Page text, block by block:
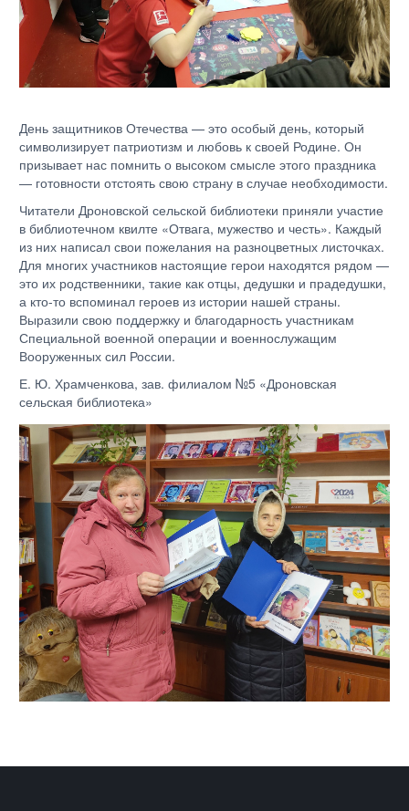
День защитников Отечества — это особый день, который
символизирует патриотизм и любовь к своей Родине. Он
призывает нас помнить о высоком смысле этого праздника
— готовности отстоять свою страну в случае необходимости.
Читатели Дроновской сельской библиотеки приняли участие
в библиотечном квилте «Отвага, мужество и честь». Каждый
из них написал свои пожелания на разноцветных листочках.
Для многих участников настоящие герои находятся рядом —
это их родственники, такие как отцы, дедушки и прадедушки,
а кто-то вспоминал героев из истории нашей страны.
Выразили свою поддержку и благодарность участникам
Специальной военной операции и военнослужащим
Вооруженных сил России.
Е. Ю. Храмченкова, зав. филиалом №5 «Дроновская
сельская библиотека»